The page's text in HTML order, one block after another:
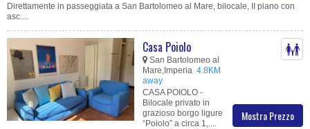
Direttamente in passeggiata a San Bartolomeo al Mare, bilocale, II piano con
asc....
Mostra Prezzo
Casa Poiolo
San Bartolomeo al
Mare,Imperia 4.8KM
away
CASA POIOLO -
Bilocale privato in
grazioso borgo ligure
“Poiolo” a circa 1,....